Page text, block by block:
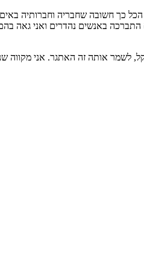
כך חשובה שחבריה וחברותיה
באנשים נהדרים ואני גאה
לשמר אותה זה האתגר. אני מקווה